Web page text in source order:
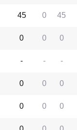
45
0
45
0
0
0
-
-
-
0
0
0
0
0
0